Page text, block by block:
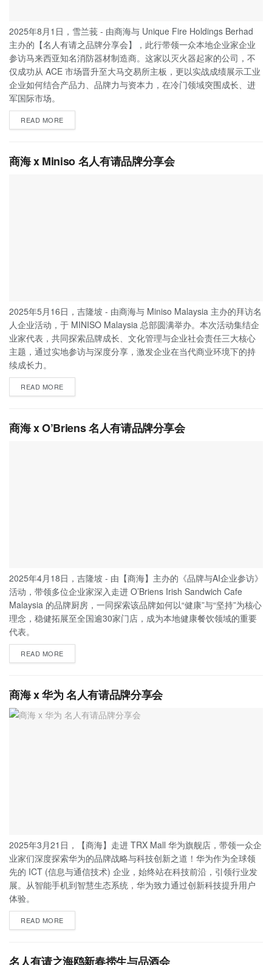
2025年8月1日，雪兰莪 - 由商海与 Unique Fire Holdings Berhad
主办的【名人有请之品牌分享会】，此行带领一众本地企业家企业
参访马来西亚知名消防器材制造商。这家以灭火器起家的公司，不
仅成功从 ACE 市场晋升至大马交易所主板，更以实战成绩展示工业
企业如何结合产品力、品牌力与资本力，在冷门领域突围成长、进
军国际市场。
READ MORE
商海 x Miniso 名人有请品牌分享会
2025年5月16日，吉隆坡 - 由商海与 Miniso Malaysia 主办的拜访名
人企业活动，于 MINISO Malaysia 总部圆满举办。本次活动集结企
业家代表，共同探索品牌成长、文化管理与企业社会责任三大核心
主题，通过实地参访与深度分享，激发企业在当代商业环境下的持
续成长力。
READ MORE
商海 x O’Briens 名人有请品牌分享会
2025年4月18日，吉隆坡 - 由【商海】主办的《品牌与AI企业参访》
活动，带领多位企业家深入走进 O’Briens Irish Sandwich Cafe
Malaysia 的品牌厨房，一同探索该品牌如何以“健康”与“坚持”为核心
理念，稳健拓展至全国逾30家门店，成为本地健康餐饮领域的重要
代表。
READ MORE
商海 x 华为 名人有请品牌分享会
2025年3月21日，【商海】走进 TRX Mall 华为旗舰店，带领一众企
业家们深度探索华为的品牌战略与科技创新之道！华为作为全球领
先的 ICT (信息与通信技术) 企业，始终站在科技前沿，引领行业发
展。从智能手机到智慧生态系统，华为致力通过创新科技提升用户
体验。
READ MORE
名人有请之海鸥新春捞生与品酒会